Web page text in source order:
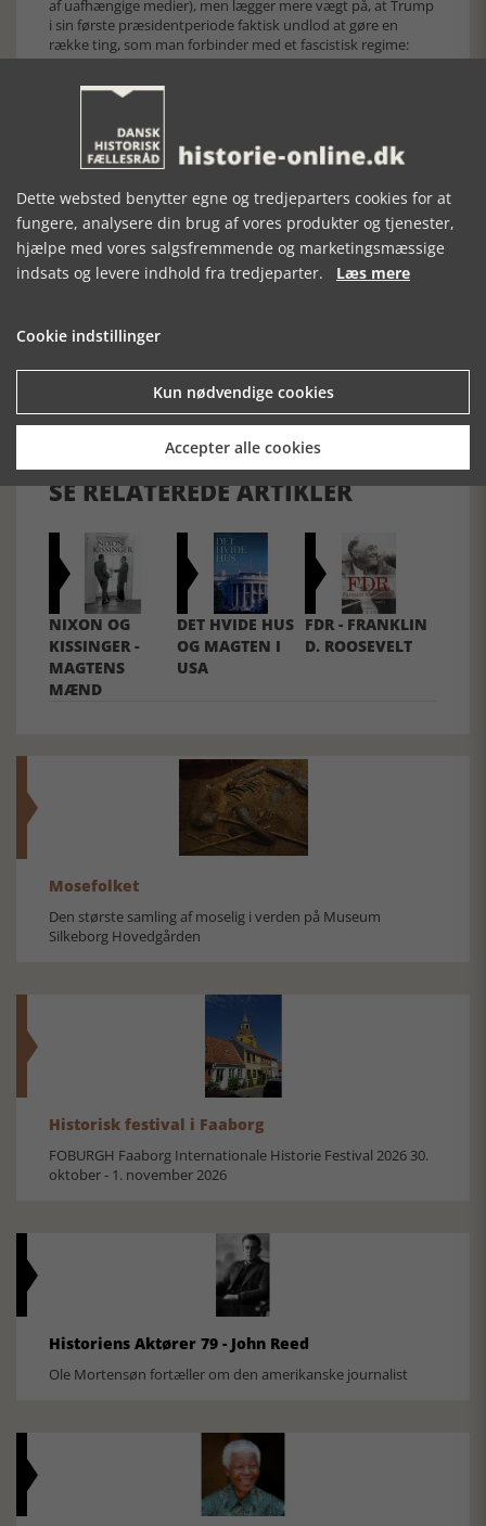
af uafhængige medier), men lægger mere vægt på, at Trump
i sin første præsidentperiode faktisk undlod at gøre en
række ting, som man forbinder med et fascistisk regime:
afskaffelse af pressefrihed, styrkelse af statsmagten,
aggressiv og krigerisk udenrigspolitik. Og han argumenterer
også for, at det, han kalder fascistiske miljøer, ikke er stærke
analysen holder vand. Men hvis vi nu skal følge fascisme-
sporet, er det desværre værd at minde om, at Mussolini i
spilleregler de første par år efter sin magtovertagelse og
først udviklede diktaturet fra 1925.
[Historie-online.dk, den 5. november 2024]
Forrige artikel
SE RELATEREDE ARTIKLER
NIXON OG
KISSINGER -
MAGTENS
MÆND
DET HVIDE HUS
OG MAGTEN I
USA
FDR - FRANKLIN
D. ROOSEVELT
Mosefolket
Den største samling af moselig i verden på Museum
Silkeborg Hovedgården
Historisk festival i Faaborg
FOBURGH Faaborg Internationale Historie Festival 2026 30.
oktober - 1. november 2026
Historiens Aktører 79 - John Reed
Ole Mortensøn fortæller om den amerikanske journalist
Dette websted benytter egne og tredjeparters cookies for at
fungere, analysere din brug af vores produkter og tjenester,
hjælpe med vores salgsfremmende og marketingsmæssige
indsats og levere indhold fra tredjeparter. Læs mere
Cookie indstillinger
Kun nødvendige cookies
Accepter alle cookies